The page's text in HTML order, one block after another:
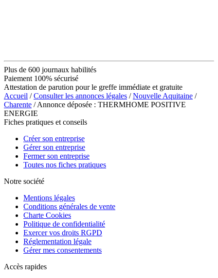
Plus de 600 journaux habilités
Paiement 100% sécurisé
Attestation de parution pour le greffe immédiate et gratuite
Accueil /Consulter les annonces légales /Nouvelle Aquitaine /
Charente / Annonce déposée : THERMHOME POSITIVE
ENERGIE
Fiches pratiques et conseils
Créer son entreprise
Gérer son entreprise
Fermer son entreprise
Toutes nos fiches pratiques
Notre société
Mentions légales
Conditions générales de vente
Charte Cookies
Politique de confidentialité
Exercer vos droits RGPD
Réglementation légale
Gérer mes consentements
Accès rapides